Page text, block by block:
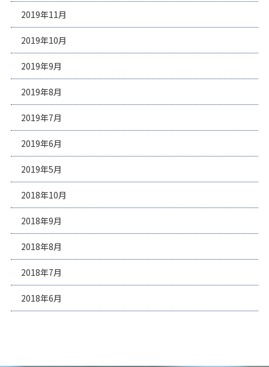
2019年11月
2019年10月
2019年9月
2019年8月
2019年7月
2019年6月
2019年5月
2018年10月
2018年9月
2018年8月
2018年7月
2018年6月